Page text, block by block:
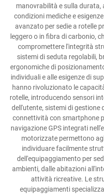
manovrabilità e sulla
condizioni mediche e
avanzato per sedie a rotelle
leggero o in fibra di carbonio,
compromettere l'integrità
sistemi di seduta regolabili,
ergonomiche di
individuali e alle esigenze di
hanno rivoluzionato le
rotelle, introducendo sensori
dell'utente, sistemi di gestione
connettività con smartphone
navigazione GPS integrati
motorizzate permettono
individuare facilmente
dell'equipaggiamento per
ambienti, dalle abitazioni
attività ricreative. Le
equipaggiamenti